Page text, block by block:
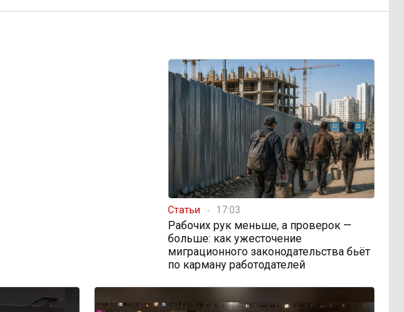
Статьи 17:03
Рабочих рук меньше, а проверок —
больше: как ужесточение
миграционного законодательства бьёт
по карману работодателей